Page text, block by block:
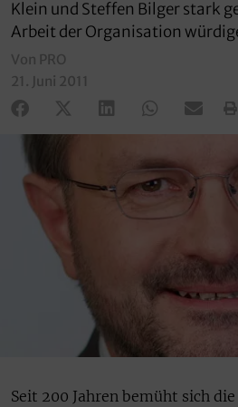
Klein und Steffen Bilger stark
Arbeit der Organisation
Von PRO
21. Juni 2011
Seit 200 Jahren bemüht sich